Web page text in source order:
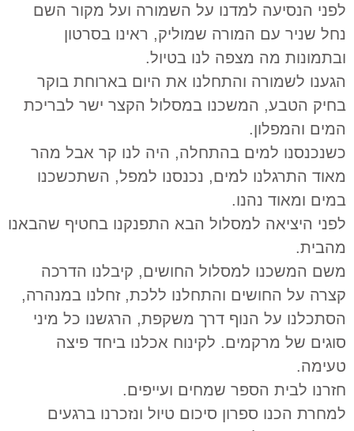
לפני הנסיעה למדנו על השמורה ועל מקור השם
נחל שניר עם המורה שמוליק, ראינו בסרטון
ובתמונות מה מצפה לנו בטיול.
הגענו לשמורה והתחלנו את היום בארוחת בוקר
בחיק הטבע, המשכנו במסלול הקצר ישר לבריכת
המים והמפלון.
כשנכנסנו למים בהתחלה, היה לנו קר אבל מהר
מאוד התרגלנו למים, נכנסנו למפל, השתכשכנו
במים ומאוד נהנו.
לפני היציאה למסלול הבא התפנקנו בחטיף שהבאנו
מהבית.
משם המשכנו למסלול החושים, קיבלנו הדרכה
קצרה על החושים והתחלנו ללכת, זחלנו במנהרה,
הסתכלנו על הנוף דרך משקפת, הרגשנו כל מיני
סוגים של מרקמים. לקינוח אכלנו ביחד פיצה
טעימה.
חזרנו לבית הספר שמחים ועייפים.
למחרת הכנו ספרון סיכום טיול ונזכרנו ברגעים